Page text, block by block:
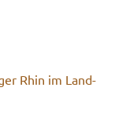
Rhin im Land­